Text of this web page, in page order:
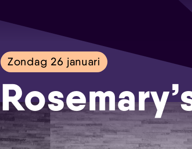
Zondag 26 januari